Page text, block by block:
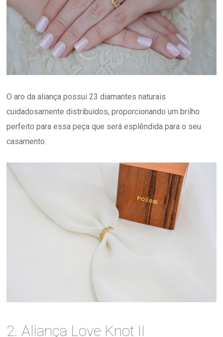
O aro da aliança possui 23 diamantes naturais
cuidadosamente distribuídos, proporcionando um brilho
perfeito para essa peça que será esplêndida para o seu
casamento.
2. Aliança Love Knot II